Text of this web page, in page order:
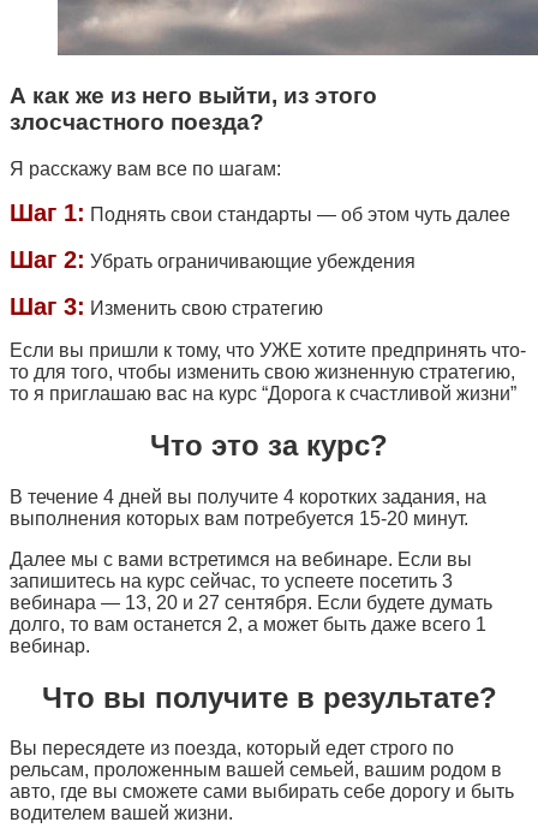
А как же из него выйти, из этого
злосчастного поезда?
Я расскажу вам все по шагам:
Шаг 1: Поднять свои стандарты — об этом чуть далее
Шаг 2: Убрать ограничивающие убеждения
Шаг 3: Изменить свою стратегию
Если вы пришли к тому, что УЖЕ хотите предпринять что-
то для того, чтобы изменить свою жизненную стратегию,
то я приглашаю вас на курс “Дорога к счастливой жизни”
Что это за курс?
В течение 4 дней вы получите 4 коротких задания, на
выполнения которых вам потребуется 15-20 минут.
Далее мы с вами встретимся на вебинаре. Если вы
запишитесь на курс сейчас, то успеете посетить 3
вебинара — 13, 20 и 27 сентября. Если будете думать
долго, то вам останется 2, а может быть даже всего 1
вебинар.
Что вы получите в результате?
Вы пересядете из поезда, который едет строго по
рельсам, проложенным вашей семьей, вашим родом в
авто, где вы сможете сами выбирать себе дорогу и быть
водителем вашей жизни.